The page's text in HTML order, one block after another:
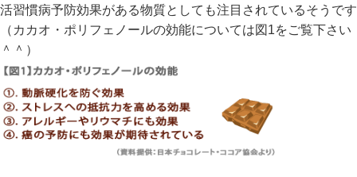
活習慣病予防効果がある物質としても注目されているそうです
（カカオ・ポリフェノールの効能については図1をご覧下さい
＾＾）